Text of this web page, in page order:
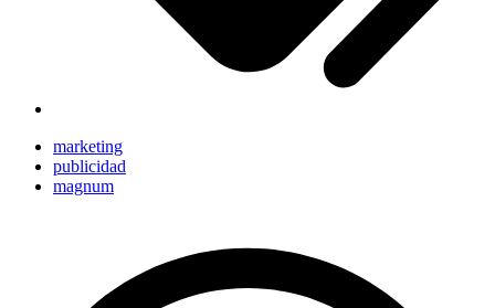
marketing
publicidad
magnum